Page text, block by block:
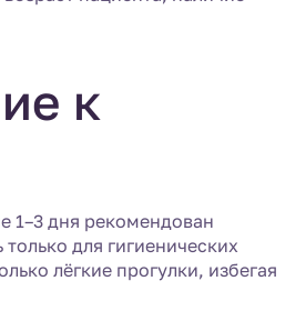
к
1–3 дня рекомендован
для гигиенических
лёгкие прогулки, избегая